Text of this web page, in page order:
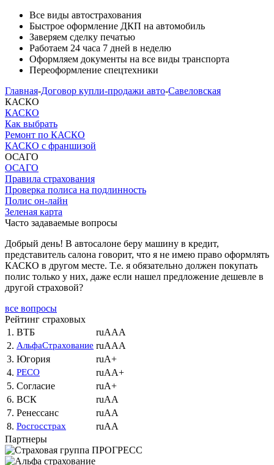
Все виды автострахования
Быстрое оформление ДКП на автомобиль
Заверяем сделку печатью
Работаем 24 часа 7 дней в неделю
Оформляем документы на все виды транспорта
Переоформление спецтехники
Главная-Договор купли-продажи авто-Савеловская
КАСКО
КАСКО
Как выбрать
Ремонт по КАСКО
КАСКО с франшизой
ОСАГО
ОСАГО
Правила страхования
Проверка полиса на подлинность
Полис он-лайн
Зеленая карта
Часто задаваемые вопросы
Добрый день! В автосалоне беру машину в кредит,
представитель салона говорит, что я не имею право оформлять
КАСКО в другом месте. Т.е. я обязательно должен покупать
полис только у них, даже если нашел предложение дешевле в
другой страховой?
все вопросы
Рейтинг страховых
1. ВТБ
ruAAA
2. АльфаСтрахование ruAAA
3. Югория
ruA+
4. РЕСО
ruAA+
5. Согласие
ruA+
6. ВСК
ruAA
7. Ренессанс
ruAA
8. Росгосстрах
ruAA
Партнеры